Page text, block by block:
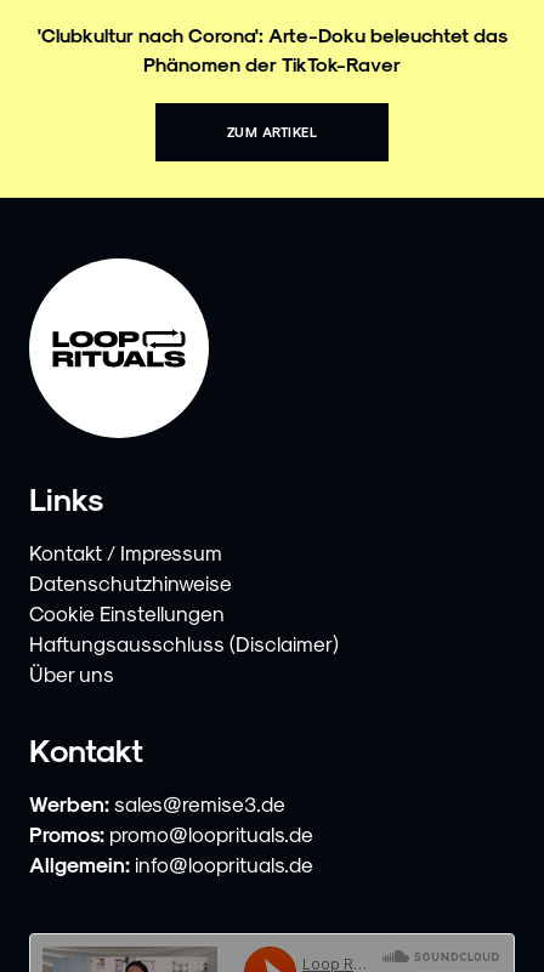
'Clubkultur nach Corona': Arte-Doku beleuchtet das
Phänomen der TikTok-Raver
ZUM ARTIKEL
Links
Kontakt / Impressum
Datenschutzhinweise
Cookie Einstellungen
Haftungsausschluss (Disclaimer)
Über uns
Kontakt
Werben: sales@remise3.de
Promos: promo@looprituals.de
Allgemein: info@looprituals.de